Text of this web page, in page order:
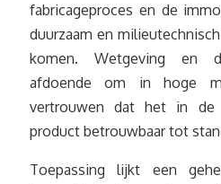
fabricageproces en de
duurzaam en
komen. Wetgeving en
afdoende om in hoge
vertrouwen dat het in
product betrouwbaar tot
Toepassing lijkt een